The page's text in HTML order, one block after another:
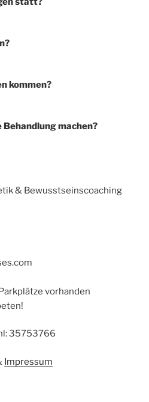
kommen?
machen?
& Bewusstseinscoaching
vorhanden
35753766
Impressum